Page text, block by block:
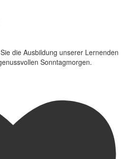
die Ausbildung unserer Lernenden
Sonntagmorgen.